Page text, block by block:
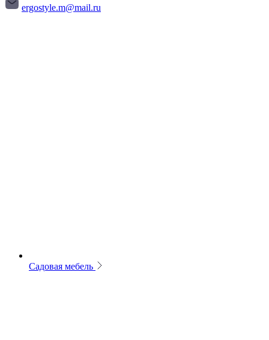
ergostyle.m@mail.ru
Садовая мебель